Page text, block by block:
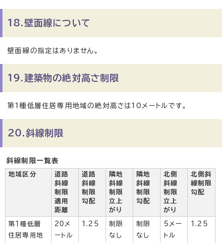
18.壁面線について
壁面線の指定はありません。
19.建築物の絶対高さ制限
第1種低層住居専用地域の絶対高さは10メートルです。
20.斜線制限
斜線制限一覧表
地域区分
道路
斜線
制限
適用
距離
道路
斜線
制限
勾配
隣地
斜線
制限
立上
がり
隣地
斜線
制限
勾配
北側
斜線
制限
立上
がり
北側斜
線制限
勾配
第1種低層
住居専用地
20メ
ートル
1.25
制限
なし
制限
なし
5メー
トル
1.25